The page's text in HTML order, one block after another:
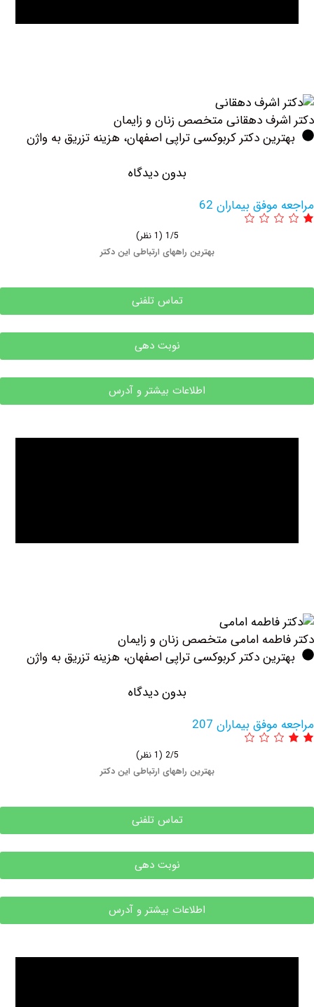
دهقانی متخصص زنان و زایمان
دکتر کربوکسی تراپی اصفهان، هزینه تزریق به واژن
بدون دیدگاه
بیماران 62
بهترین راههای ارتباطی این دکتر
تماس تلفنی
نوبت دهی
اطلاعات بیشتر و آدرس
امامی متخصص زنان و زایمان
دکتر کربوکسی تراپی اصفهان، هزینه تزریق به واژن
بدون دیدگاه
بیماران 207
بهترین راههای ارتباطی این دکتر
تماس تلفنی
نوبت دهی
اطلاعات بیشتر و آدرس